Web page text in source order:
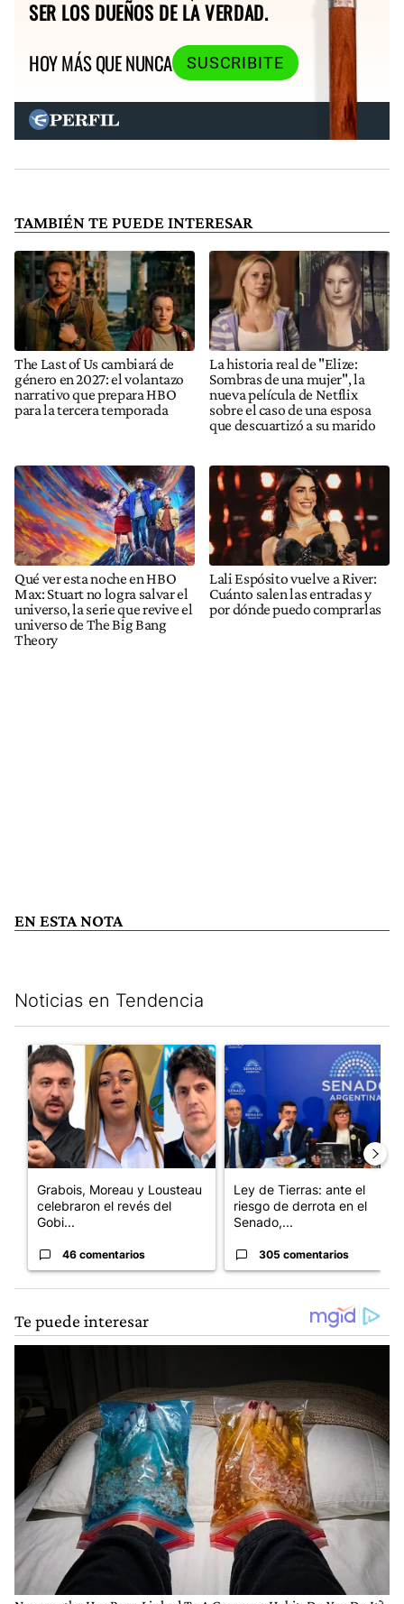
SER LOS DUEÑOS DE LA VERDAD.
HOY MÁS QUE NUNCA
SUSCRIBITE
TAMBIÉN TE PUEDE INTERESAR
The Last of Us cambiará de
género en 2027: el volantazo
narrativo que prepara HBO
para la tercera temporada
La historia real de "Elize:
Sombras de una mujer", la
nueva película de Netflix
sobre el caso de una esposa
que descuartizó a su marido
Qué ver esta noche en HBO
Max: Stuart no logra salvar el
universo, la serie que revive el
universo de The Big Bang
Theory
Lali Espósito vuelve a River:
Cuánto salen las entradas y
por dónde puedo comprarlas
EN ESTA NOTA
Noticias en Tendencia
Un artículo de tendencia con el título "Grabois, Moreau y
Grabois, Moreau y Lousteau
celebraron el revés del
Gobi...
46 comentarios
Un artículo de tendencia con
Ley de Tierras: ante el
riesgo de derrota en el
Senado,...
305 comentarios